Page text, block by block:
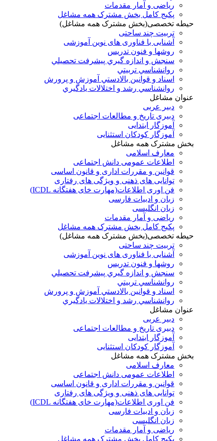
ریاضی و آمار مقدمات
پکیج کامل بخش مشترک همه مشاغل
حیطه تخصصی(بخش مشترک همه مشاغل)
تربیت چند ساحتی
آشنایی با فناوری های نوین آموزشی
روشها و فنون تدريس
سنجش و اندازه گيري پيشرفت تحصيلي
روانشناسي تربيتي
اسناد و قوانين بالادستي آموزش و پرورش
روانشناسي رشد و اختلالات يادگيري
عنوان مشاغل
دبير عربی
دبیری تاریخ و مطالعات اجتماعی
آموزگار ابتدایی
آموزگار کودکان استثنایی
بخش مشترک همه مشاغل
معارف اسلامی
اطلاعات عمومی دانش اجتماعی
قوانین و مقررات اداری و قانون اساسی
توانایی های ذهنی و ویژگی های رفتاری
فن اوری اطلاعات(مهارت خای هفتگانه ICDL)
زبان و ادبیات فارسی
زبان انگلیسی
ریاضی و آمار مقدمات
پکیج کامل بخش مشترک همه مشاغل
حیطه تخصصی(بخش مشترک همه مشاغل)
تربیت چند ساحتی
آشنایی با فناوری های نوین آموزشی
روشها و فنون تدريس
سنجش و اندازه گيري پيشرفت تحصيلي
روانشناسي تربيتي
اسناد و قوانين بالادستي آموزش و پرورش
روانشناسي رشد و اختلالات يادگيري
عنوان مشاغل
دبير عربی
دبیری تاریخ و مطالعات اجتماعی
آموزگار ابتدایی
آموزگار کودکان استثنایی
بخش مشترک همه مشاغل
معارف اسلامی
اطلاعات عمومی دانش اجتماعی
قوانین و مقررات اداری و قانون اساسی
توانایی های ذهنی و ویژگی های رفتاری
فن اوری اطلاعات(مهارت خای هفتگانه ICDL)
زبان و ادبیات فارسی
زبان انگلیسی
ریاضی و آمار مقدمات
پکیج کامل بخش مشترک همه مشاغل